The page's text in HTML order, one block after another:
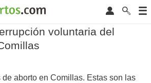
voluntaria del
de aborto en Comillas. Estas son las